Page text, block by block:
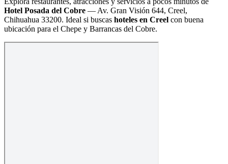
Hotel Posada del Cobre — Av. Gran Visión 644, Creel,
Chihuahua 33200. Ideal si buscas hoteles en Creel con buena
ubicación para el Chepe y Barrancas del Cobre.